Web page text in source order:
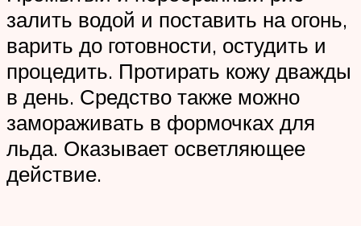
залить водой и поставить на огонь,
варить до готовности, остудить и
процедить. Протирать кожу дважды
в день. Средство также можно
замораживать в формочках для
льда. Оказывает осветляющее
действие.